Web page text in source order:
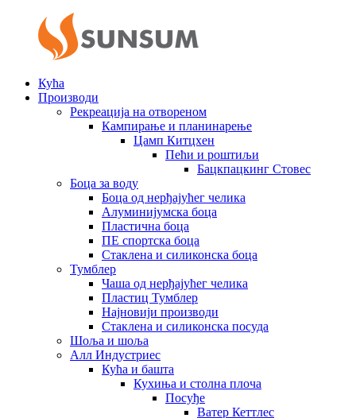
Кућа
Производи
Рекреација на отвореном
Кампирање и планинарење
Цамп Китцхен
Пећи и роштиљи
Бацкпацкинг Стовес
Боца за воду
Боца од нерђајућег челика
Алуминијумска боца
Пластична боца
ПЕ спортска боца
Стаклена и силиконска боца
Тумблер
Чаша од нерђајућег челика
Пластиц Тумблер
Најновији производи
Стаклена и силиконска посуда
Шоља и шоља
Алл Индустриес
Кућа и башта
Кухиња и столна плоча
Посуђе
Ватер Кеттлес